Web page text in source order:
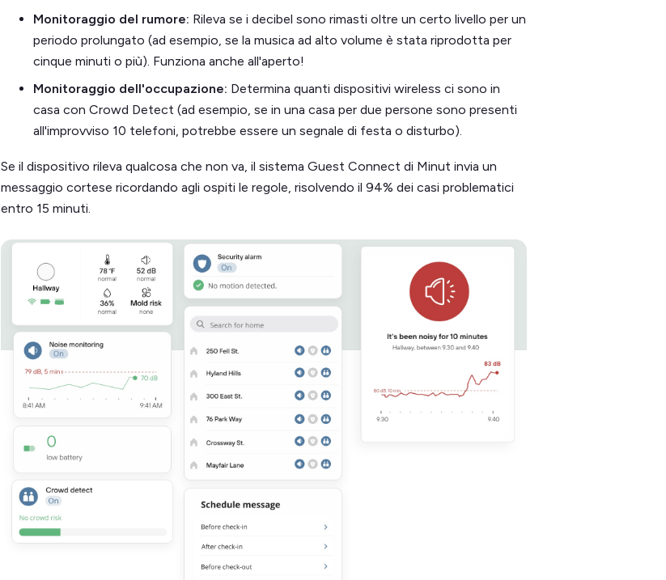
Monitoraggio del rumore: Rileva se i decibel sono rimasti oltre un certo livello per un
periodo prolungato (ad esempio, se la musica ad alto volume è stata riprodotta per
cinque minuti o più). Funziona anche all'aperto!
Monitoraggio dell'occupazione: Determina quanti dispositivi wireless ci sono in
casa con Crowd Detect (ad esempio, se in una casa per due persone sono presenti
all'improvviso 10 telefoni, potrebbe essere un segnale di festa o disturbo).
Se il dispositivo rileva qualcosa che non va, il sistema Guest Connect di Minut invia un
messaggio cortese ricordando agli ospiti le regole, risolvendo il 94% dei casi problematici
entro 15 minuti.